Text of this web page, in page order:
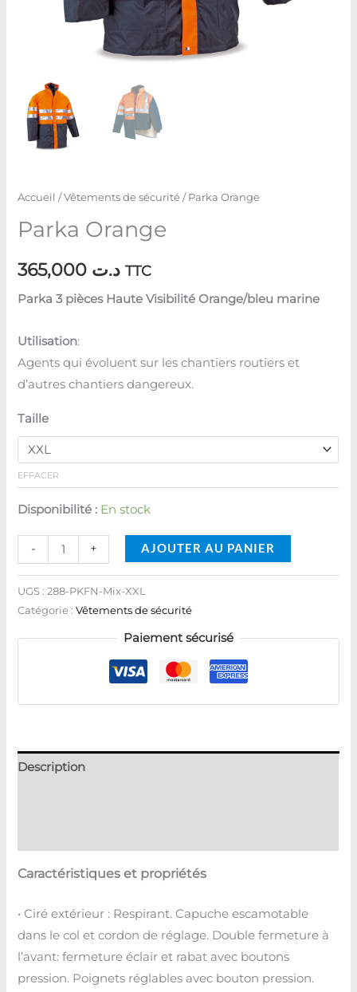
Accueil /Vêtements de sécurité/ Parka Orange
Parka Orange
د.ت TTC
Parka 3 pièces Haute Visibilité Orange/bleu marine
Utilisation:
Agents qui évoluent sur les chantiers routiers et
d’autres chantiers dangereux.
Taille
EFFACER
Disponibilité : En stock
- + AJOUTER AU PANIER
UGS :288-PKFN-Mix-XXL
Catégorie :Vêtements de sécurité
Paiement sécurisé
Description
Caractéristiques et propriétés
• Ciré extérieur : Respirant. Capuche escamotable
dans le col et cordon de réglage. Double fermeture à
l’avant: fermeture éclair et rabat avec boutons
pression. Poignets réglables avec bouton pression.